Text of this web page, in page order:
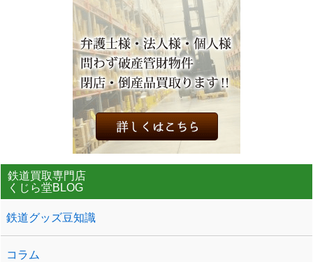
鉄道買取専門店
くじら堂BLOG
鉄道グッズ豆知識
コラム